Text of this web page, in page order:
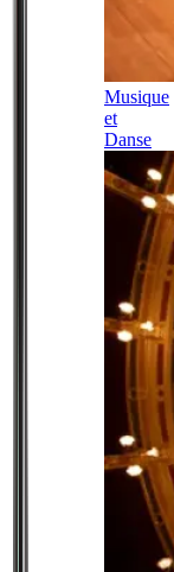
Musique
et
Danse